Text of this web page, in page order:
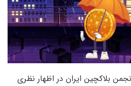
بلاکچین ایران در اظهار نظری